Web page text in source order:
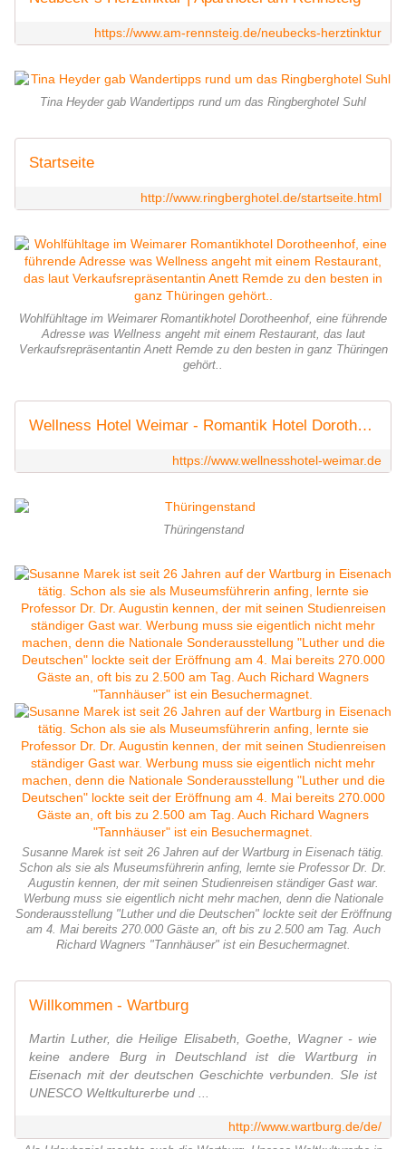
https://www.am-rennsteig.de/neubecks-herztinktur
Tina Heyder gab Wandertipps rund um das Ringberghotel Suhl
Startseite
http://www.ringberghotel.de/startseite.html
Wohlfühltage im Weimarer Romantikhotel Dorotheenhof, eine führende
Adresse was Wellness angeht mit einem Restaurant, das laut
Verkaufsrepräsentantin Anett Remde zu den besten in ganz Thüringen
gehört..
Wellness Hotel Weimar - Romantik Hotel Dorotheenhof
https://www.wellnesshotel-weimar.de
Thüringenstand
Susanne Marek ist seit 26 Jahren auf der Wartburg in Eisenach tätig.
Schon als sie als Museumsführerin anfing, lernte sie Professor Dr. Dr.
Augustin kennen, der mit seinen Studienreisen ständiger Gast war.
Werbung muss sie eigentlich nicht mehr machen, denn die Nationale
Sonderausstellung "Luther und die Deutschen" lockte seit der Eröffnung
am 4. Mai bereits 270.000 Gäste an, oft bis zu 2.500 am Tag. Auch
Richard Wagners "Tannhäuser" ist ein Besuchermagnet.
Willkommen - Wartburg
Martin Luther, die Heilige Elisabeth, Goethe, Wagner - wie
keine andere Burg in Deutschland ist die Wartburg in
Eisenach mit der deutschen Geschichte verbunden. SIe ist
UNESCO Weltkulturerbe und ...
http://www.wartburg.de/de/